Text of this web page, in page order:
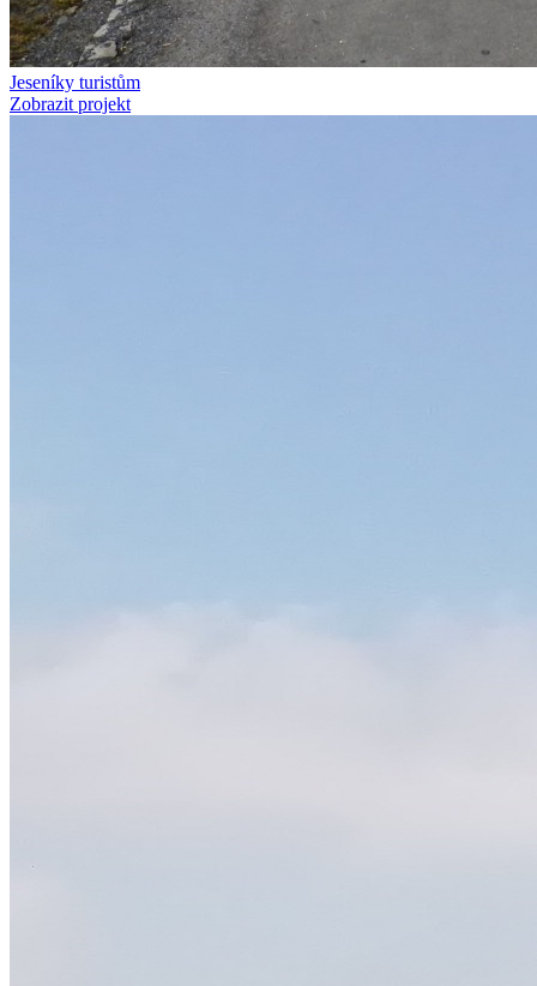
Jeseníky turistům
Zobrazit projekt